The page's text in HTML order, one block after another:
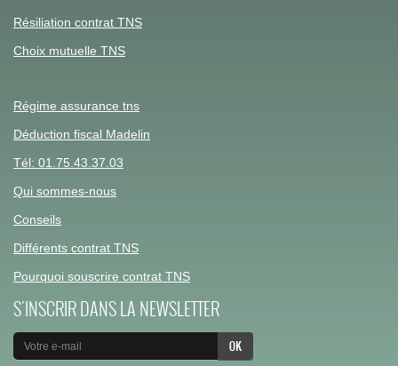
Résiliation contrat TNS
Choix mutuelle TNS
Régime assurance tns
Déduction fiscal Madelin
Tél: 01.75.43.37.03
Qui sommes-nous
Conseils
Différents contrat TNS
Pourquoi souscrire contrat TNS
S'INSCRIR DANS LA NEWSLETTER